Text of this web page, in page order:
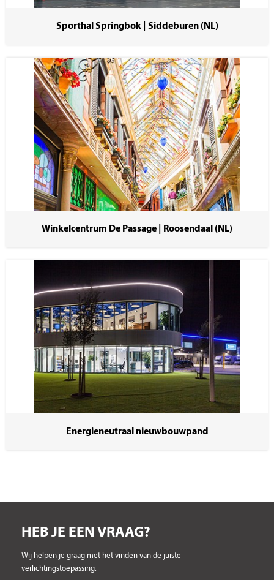
Sporthal Springbok | Siddeburen (NL)
Winkelcentrum De Passage | Roosendaal (NL)
Energieneutraal nieuwbouwpand
HEB JE EEN VRAAG?
Wij helpen je graag met het vinden van de juiste
verlichtingstoepassing.